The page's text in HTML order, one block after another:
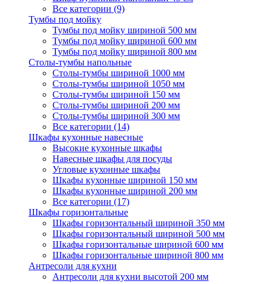
Все категории (9)
Тумбы под мойку
Тумбы под мойку шириной 500 мм
Тумбы под мойку шириной 600 мм
Тумбы под мойку шириной 800 мм
Столы-тумбы напольные
Столы-тумбы шириной 1000 мм
Столы-тумбы шириной 1050 мм
Столы-тумбы шириной 150 мм
Столы-тумбы шириной 200 мм
Столы-тумбы шириной 300 мм
Все категории (14)
Шкафы кухонные навесные
Высокие кухонные шкафы
Навесные шкафы для посуды
Угловые кухонные шкафы
Шкафы кухонные шириной 150 мм
Шкафы кухонные шириной 200 мм
Все категории (17)
Шкафы горизонтальные
Шкафы горизонтальный шириной 350 мм
Шкафы горизонтальный шириной 500 мм
Шкафы горизонтальные шириной 600 мм
Шкафы горизонтальные шириной 800 мм
Антресоли для кухни
Антресоли для кухни высотой 200 мм